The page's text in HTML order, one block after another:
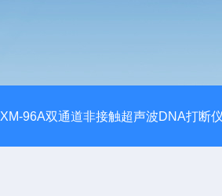
XM-96A双通道非接触超声波DNA打断